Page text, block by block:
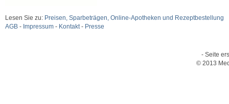
Lesen Sie zu: Preisen, Sparbeträgen, Online-Apotheken und Rezeptbestellung
AGB - Impressum - Kontakt- Presse
- Seite
© 2013